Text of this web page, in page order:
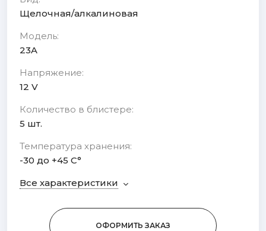
Щелочная/алкалиновая
Модель:
23A
Напряжение:
12 V
Количество в блистере:
5 шт.
Температура хранения:
-30 до +45 С°
Все характеристики
ОФОРМИТЬ ЗАКАЗ